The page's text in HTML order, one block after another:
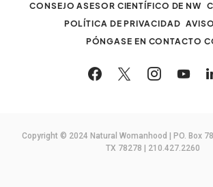
CONSEJO ASESOR CIENTÍFICO DE NW
POLÍTICA DE PRIVACIDAD
PÓNGASE EN CONTACTO
Copyright © 2024 Natural Womanhood | PO. Box
TX 78278 | 210.427.2260